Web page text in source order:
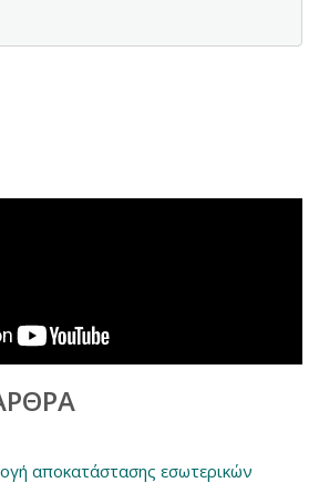
αποκατάστασης εσωτερικών